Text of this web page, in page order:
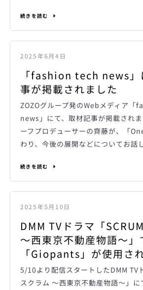
続きを読む
2025年6月4日
「fashion tech news」
事が掲載されました
ZOZOグループ発のWebメディア
news」にて、取材記事が掲載され
ーフプロデューサーの齊藤が、「
わり、今後の展開などについてお話
続きを読む
2025年5月10日
DMM TVドラマ「
～西東京不動産物語～」
「Giopants」が使用さ
5/10より配信スタートしたDMM TV
スクラム ～西東京不動産物語～」に